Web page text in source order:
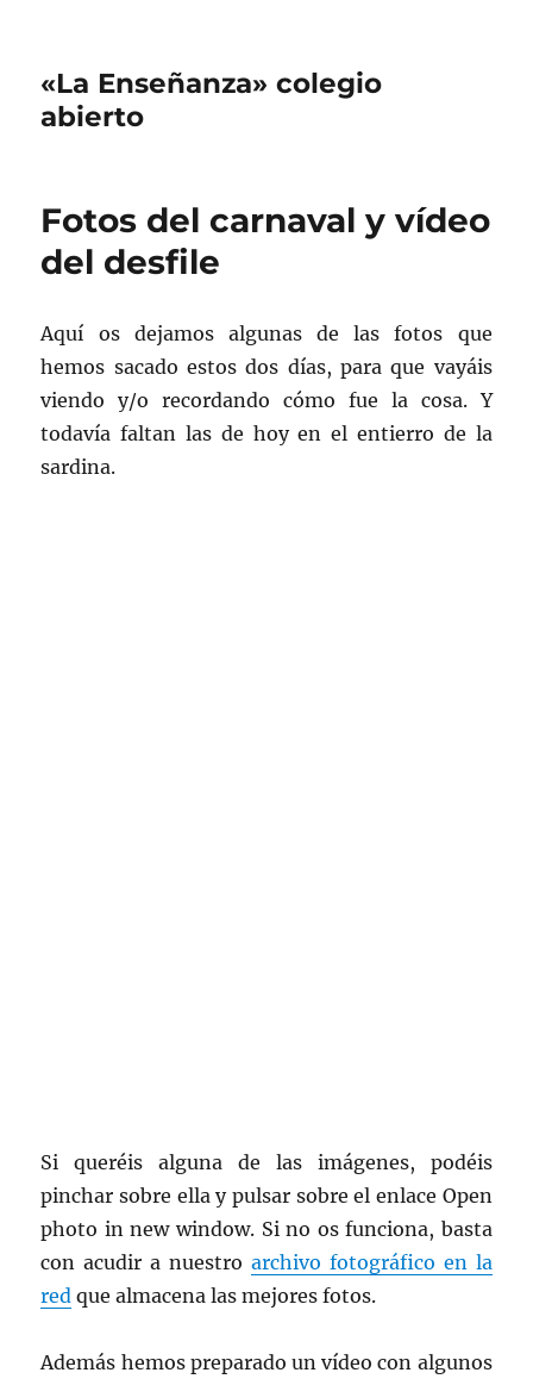
«La Enseñanza» colegio
abierto
Fotos del carnaval y vídeo
del desfile
Aquí os dejamos algunas de las fotos que
hemos sacado estos dos días, para que vayáis
viendo y/o recordando cómo fue la cosa. Y
todavía faltan las de hoy en el entierro de la
sardina.
Si queréis alguna de las imágenes, podéis
pinchar sobre ella y pulsar sobre el enlace Open
photo in new window. Si no os funciona, basta
con acudir a nuestro archivo fotográfico en la
red que almacena las mejores fotos.
Además hemos preparado un vídeo con algunos